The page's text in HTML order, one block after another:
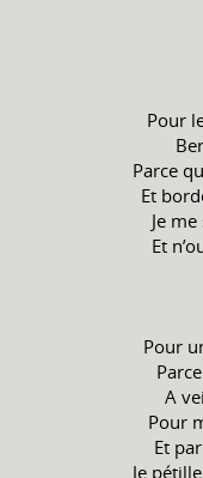
Pour
Parce
Et
Je
Et
Pour
A
Pour
Et
Je